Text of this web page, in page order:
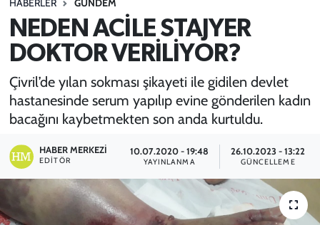
HABERLER GÜNDEM
NEDEN ACİLE STAJYER
DOKTOR VERİLİYOR?
Çivril’de yılan sokması şikayeti ile gidilen devlet
hastanesinde serum yapılıp evine gönderilen kadın
bacağını kaybetmekten son anda kurtuldu.
HABER MERKEZI
EDITÖR
10.07.2020 - 19:48
YAYINLANMA
26.10.2023 - 13:22
GÜNCELLEME
SPOR
TEKNOLOJİ
YAŞAM